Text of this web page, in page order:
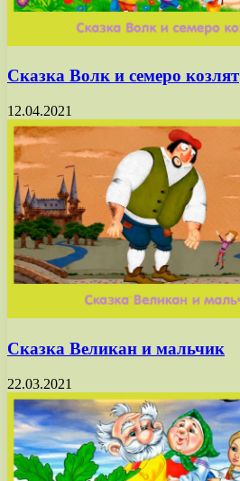
Сказка Волк и семеро козлят
12.04.2021
Сказка Великан и мальчик
22.03.2021